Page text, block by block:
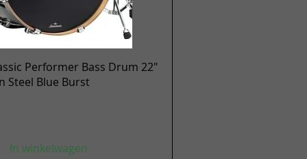
Snel overzicht
Performer Bass Drum 22"
Steel Blue Burst
In winkelwagen